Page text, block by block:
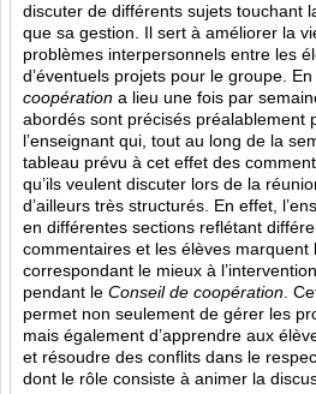
discuter de différents sujets touchant
que sa gestion. Il sert à améliorer la
problèmes interpersonnels entre les
d’éventuels projets pour le groupe.
coopération a lieu une fois par
abordés sont précisés préalablement
l’enseignant qui, tout au long de la
tableau prévu à cet effet des
qu’ils veulent discuter lors de la
d’ailleurs très structurés. En effet,
en différentes sections reflétant
commentaires et les élèves marquent
correspondant le mieux à
pendant le Conseil de coopération .
permet non seulement de gérer les
mais également d’apprendre aux
et résoudre des conflits dans le
dont le rôle consiste à animer la